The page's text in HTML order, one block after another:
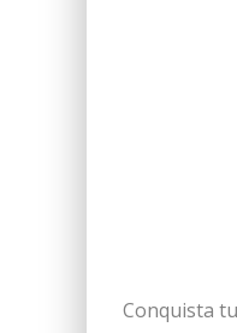
Conquista